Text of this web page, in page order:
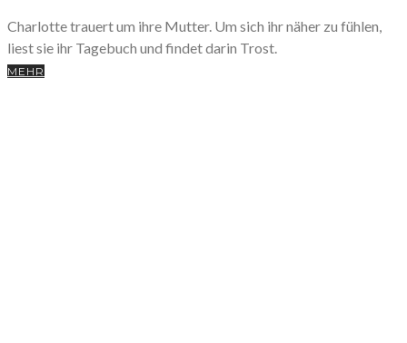
Charlotte trauert um ihre Mutter. Um sich ihr näher zu fühlen,
liest sie ihr Tagebuch und findet darin Trost.
MEHR